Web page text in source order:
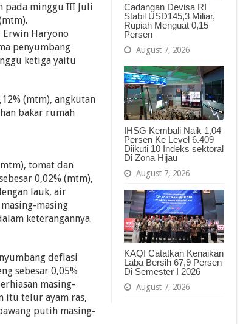
Cadangan Devisa RI
Stabil USD145,3 Miliar,
Rupiah Menguat 0,15
Persen
August 7, 2026
IHSG Kembali Naik 1,04
Persen Ke Level 6.409
Diikuti 10 Indeks sektoral
Di Zona Hijau
August 7, 2026
KAQI Catatkan Kenaikan
Laba Bersih 67,9 Persen
Di Semester I 2026
August 7, 2026
pada minggu III Juli
Erwin Haryono
penyumbang
ketiga yaitu
(mtm), angkutan
bakar rumah
tomat dan
0,02% (mtm),
lauk, air
masing
keterangannya.
deflasi
sebesar 0,05%
masing-
itu telur ayam ras,
putih masing-